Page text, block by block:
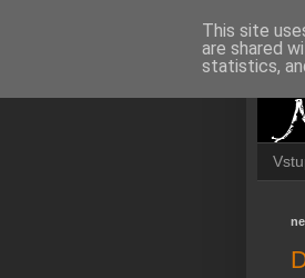
This site
are shared
statistics,